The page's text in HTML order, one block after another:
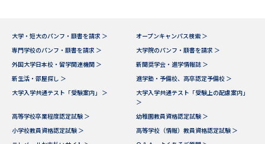
大学・短大のパンフ・願書を請求 ＞
オープンキャンパス検索 ＞
専門学校のパンフ・願書を請求 ＞
大学院のパンフ・願書を請求 ＞
外国大学日本校・留学関連機関 ＞
新聞奨学会・進学情報誌 ＞
新生活・部屋探し ＞
進学塾・予備校、高卒認定予備校 ＞
大学入学共通テスト「受験案内」 ＞
大学入学共通テスト「受験上の配慮案内」
＞
高等学校卒業程度認定試験 ＞
幼稚園教員資格認定試験 ＞
小学校教員資格認定試験 ＞
高等学校（情報）教員資格認定試験 ＞